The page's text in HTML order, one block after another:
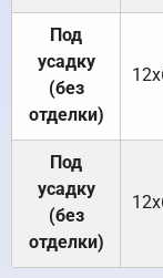
Под
усадку
(без
отделки)
Под
усадку
(без
отделки)